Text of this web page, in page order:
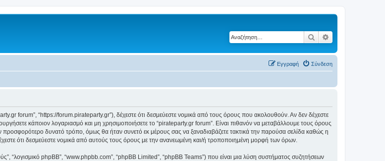
Αναζήτηση
Σύνδεση
Εγγραφή
forum”, “https://forum.pirateparty.gr”), δέχεστε ότι δεσμεύεστε νομικά από τους όρους που ακολουθούν. Αν δεν δέχεστε
κάποιον λογαριασμό και μη χρησιμοποιήσετε το “pirateparty.gr forum”. Είναι πιθανόν να μεταβάλλουμε τους όρους
προσφορότερο δυνατό τρόπο, όμως θα ήταν συνετό εκ μέρους σας να ξαναδιαβάζετε τακτικά την παρούσα σελίδα καθώς η
ότι δεσμεύεστε νομικά από αυτούς τους όρους με την ανανεωμένη και/ή τροποποιημένη μορφή των όρων.
“λογισμικό phpBB”, “www.phpbb.com”, “phpBB Limited”, “phpBB Teams”) που είναι μια λύση συστήματος συζητήσεων